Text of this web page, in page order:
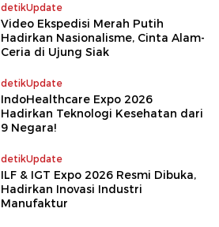
detikUpdate
Video Ekspedisi Merah Putih
Hadirkan Nasionalisme, Cinta Alam-
Ceria di Ujung Siak
detikUpdate
IndoHealthcare Expo 2026
Hadirkan Teknologi Kesehatan dari
9 Negara!
detikUpdate
ILF & IGT Expo 2026 Resmi Dibuka,
Hadirkan Inovasi Industri
Manufaktur